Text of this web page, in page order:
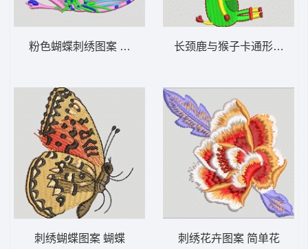
粉色蝴蝶刺绣图案 蝴蝶
刺绣蝴蝶图案 蝴蝶
长颈鹿与猴子卡通形象 长
刺绣花卉图案 简单花